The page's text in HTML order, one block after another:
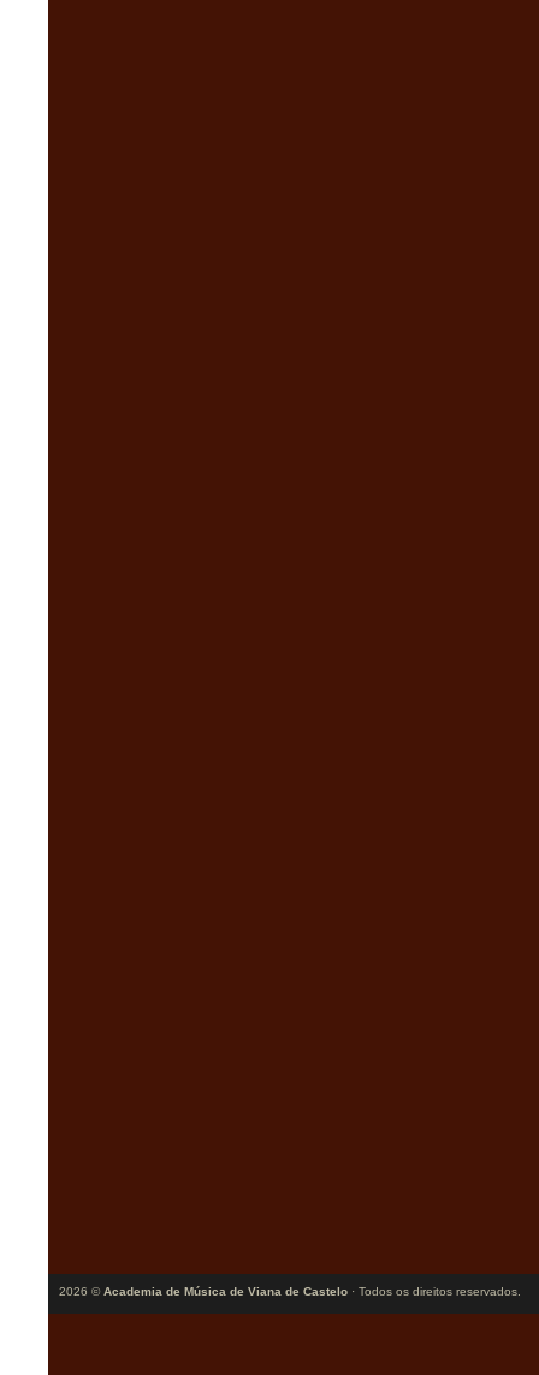
2026 ©Academia de Música de Viana de Castelo · Todos os direitos reservados.